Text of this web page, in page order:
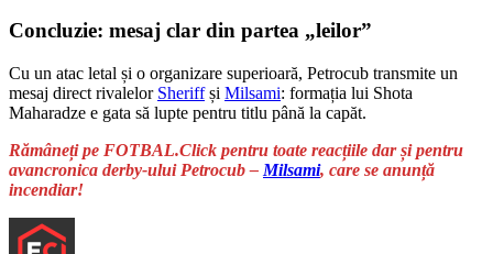
Concluzie: mesaj clar din partea „leilor”
Cu un atac letal și o organizare superioară, Petrocub transmite un
mesaj direct rivalelor Sheriffși Milsami: formația lui Shota
Maharadze e gata să lupte pentru titlu până la capăt.
Rămâneți pe FOTBAL.Click pentru toate reacțiile dar și pentru
avancronica derby-ului Petrocub – Milsami, care se anunță
incendiar!